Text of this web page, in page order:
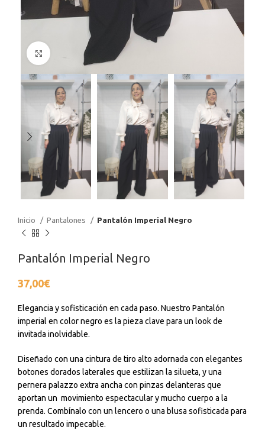
Haga Click para agrandar
Inicio Pantalones Pantalón Imperial Negro
Pantalón Imperial Negro
37,00€
Elegancia y sofisticación en cada paso. Nuestro Pantalón
imperial en color negro es la pieza clave para un look de
invitada inolvidable.
Diseñado con una cintura de tiro alto adornada con elegantes
botones dorados laterales que estilizan la silueta, y una
pernera palazzo extra ancha con pinzas delanteras que
aportan un movimiento espectacular y mucho cuerpo a la
prenda. Combínalo con un lencero o una blusa sofisticada para
un resultado impecable.